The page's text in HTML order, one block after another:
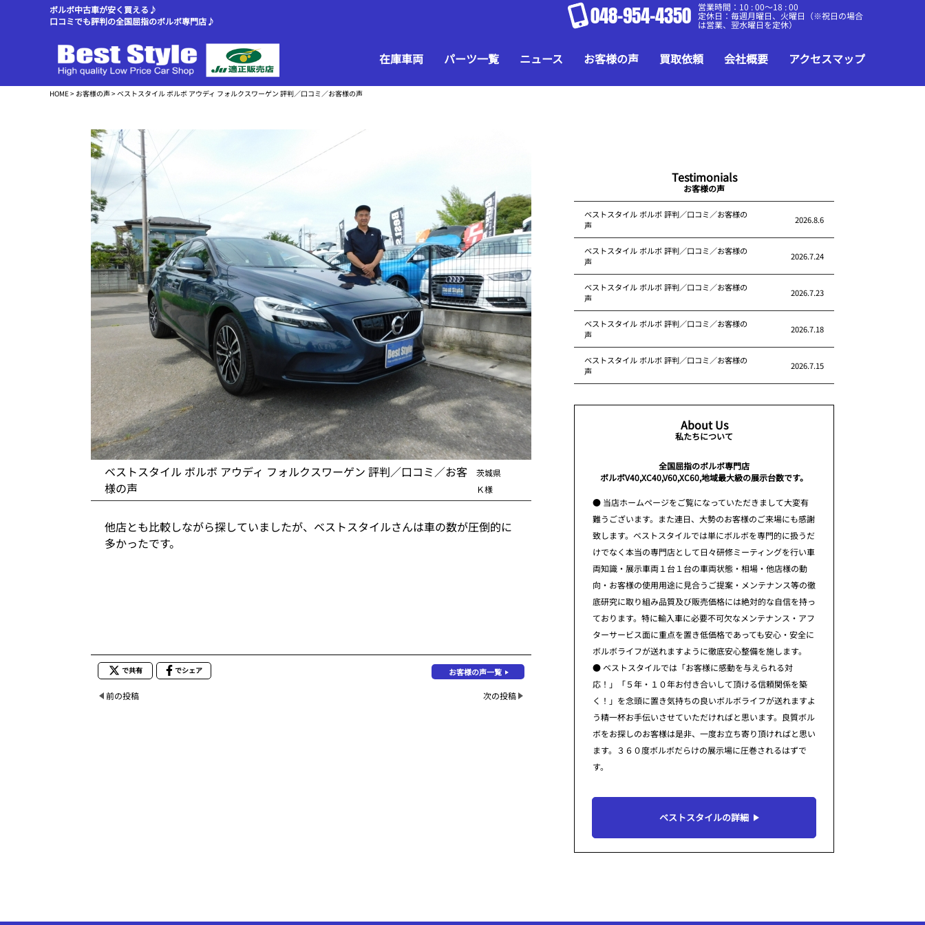
ボルボ中古車が安く買える♪
口コミでも評判の全国屈指のボルボ専門店♪
048-954-4350 営業時間：10 : 00～18 : 00
定休日：毎週月曜日、火曜日（※祝日の場合
は営業、翌水曜日を定休）
在庫車両 パーツ一覧 ニュース お客様の声 買取依頼 会社概要 アクセスマップ
HOME> お客様の声> ベストスタイル ボルボ アウディ フォルクスワーゲン 評判／口コミ／お客様の声
ベストスタイル ボルボ アウディ フォルクスワーゲン 評判／口コミ／お客
様の声
茨城県
Ｋ様
他店とも比較しながら探していましたが、ベストスタイルさんは車の数が圧倒的に
多かったです。
で共有 でシェア お客様の声一覧
前の投稿 次の投稿
Testimonials
お客様の声
ベストスタイル ボルボ 評判／口コミ／お客様の
声
2026.8.6
ベストスタイル ボルボ 評判／口コミ／お客様の
声
2026.7.24
ベストスタイル ボルボ 評判／口コミ／お客様の
声
2026.7.23
ベストスタイル ボルボ 評判／口コミ／お客様の
声
2026.7.18
ベストスタイル ボルボ 評判／口コミ／お客様の
声
2026.7.15
About Us
私たちについて
全国屈指のボルボ専門店
ボルボV40,XC40,V60,XC60,地域最大級の展示台数です。
● 当店ホームページをご覧になっていただきまして大変有
難うございます。また連日、大勢のお客様のご来場にも感謝
致します。ベストスタイルでは単にボルボを専門的に扱うだ
けでなく本当の専門店として日々研修ミーティングを行い車
両知識・展示車両１台１台の車両状態・相場・他店様の動
向・お客様の使用用途に見合うご提案・メンテナンス等の徹
底研究に取り組み品質及び販売価格には絶対的な自信を持っ
ております。特に輸入車に必要不可欠なメンテナンス・アフ
ターサービス面に重点を置き低価格であっても安心・安全に
ボルボライフが送れますように徹底安心整備を施します。
● ベストスタイルでは「お客様に感動を与えられる対
応！」「５年・１０年お付き合いして頂ける信頼関係を築
く！」を念頭に置き気持ちの良いボルボライフが送れますよ
う精一杯お手伝いさせていただければと思います。良質ボル
ボをお探しのお客様は是非、一度お立ち寄り頂ければと思い
ます。３６０度ボルボだらけの展示場に圧巻されるはずで
す。
ベストスタイルの詳細